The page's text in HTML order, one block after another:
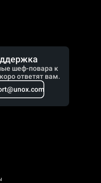
шеф-повара к
ответят вам.